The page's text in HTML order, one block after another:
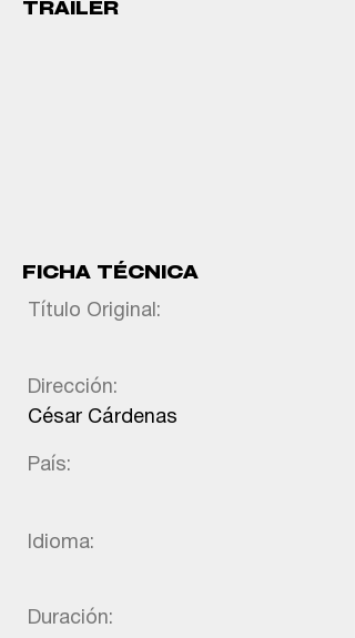
TRAILER
FICHA TÉCNICA
Título Original:
Dirección:
César Cárdenas
País:
Idioma:
Duración: